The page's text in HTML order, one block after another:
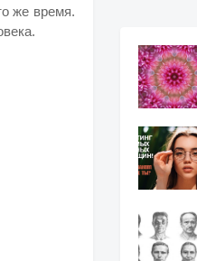
же время.